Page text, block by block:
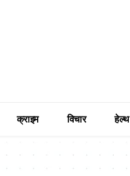
क्राइम विचार हेल्थ